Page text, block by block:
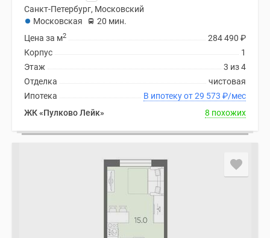
Санкт-Петербург, Московский
Московская
20 мин.
284 490 ₽
Цена за м2
1
Корпус
3 из 4
Этаж
чистовая
Отделка
В ипотеку от 29 573 ₽/мес
Ипотека
ЖК «Пулково Лейк»
8 похожих